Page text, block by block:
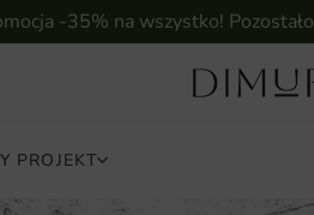
-35% na wszystko! Pozostało
PROJEKT